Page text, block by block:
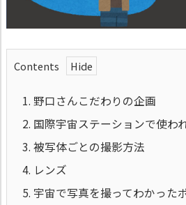
Contents
1. 野口さんこだわりの企画
2. 国際宇宙ステーションで使わ
3. 被写体ごとの撮影方法
4. レンズ
5. 宇宙で写真を撮ってわかった